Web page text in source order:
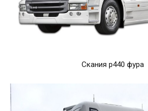
Скания p440 фура